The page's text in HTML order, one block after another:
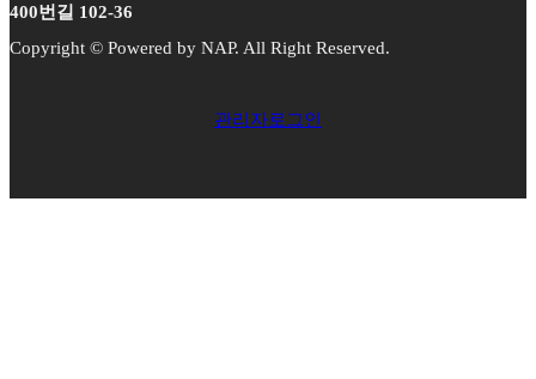
400번길 102-36
Copyright © Powered by NAP. All Right Reserved.
관리자로그인